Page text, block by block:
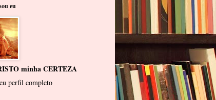
eu
minha CERTEZA
perfil completo